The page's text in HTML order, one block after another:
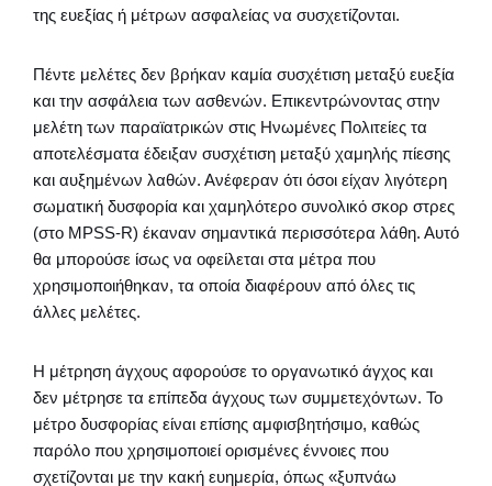
της ευεξίας ή μέτρων ασφαλείας να συσχετίζονται.
Πέντε μελέτες δεν βρήκαν καμία συσχέτιση μεταξύ ευεξία
και την ασφάλεια των ασθενών. Επικεντρώνοντας στην
μελέτη των παραϊατρικών στις Ηνωμένες Πολιτείες τα
αποτελέσματα έδειξαν συσχέτιση μεταξύ χαμηλής πίεσης
και αυξημένων λαθών. Ανέφεραν ότι όσοι είχαν λιγότερη
σωματική δυσφορία και χαμηλότερο συνολικό σκορ στρες
(στο MPSS-R) έκαναν σημαντικά περισσότερα λάθη. Αυτό
θα μπορούσε ίσως να οφείλεται στα μέτρα που
χρησιμοποιήθηκαν, τα οποία διαφέρουν από όλες τις
άλλες μελέτες.
Η μέτρηση άγχους αφορούσε το οργανωτικό άγχος και
δεν μέτρησε τα επίπεδα άγχους των συμμετεχόντων. Το
μέτρο δυσφορίας είναι επίσης αμφισβητήσιμο, καθώς
παρόλο που χρησιμοποιεί ορισμένες έννοιες που
σχετίζονται με την κακή ευημερία, όπως «ξυπνάω